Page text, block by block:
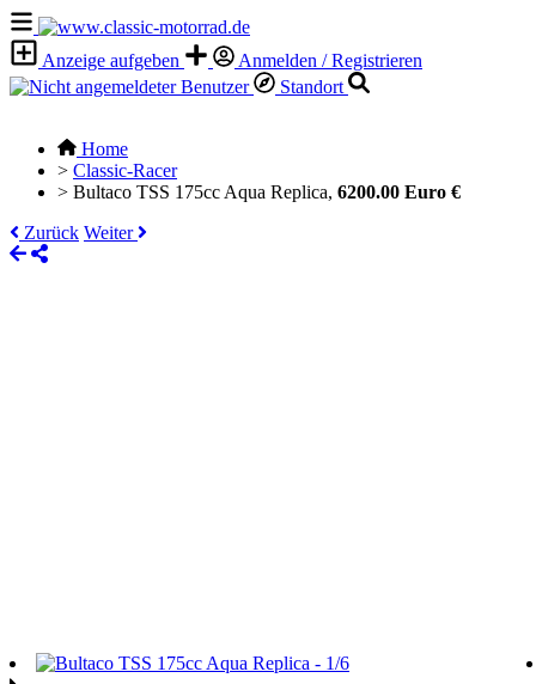
Anzeige aufgeben
Anmelden / Registrieren
Standort
Home
> Classic-Racer
> Bultaco TSS 175cc Aqua Replica, 6200.00 Euro €
Zurück Weiter